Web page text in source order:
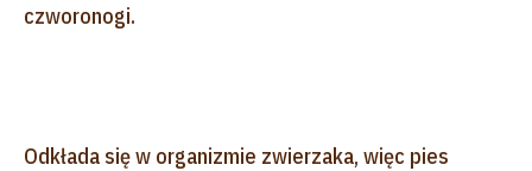
czworonogi.
Odkłada się w organizmie zwierzaka, więc pies